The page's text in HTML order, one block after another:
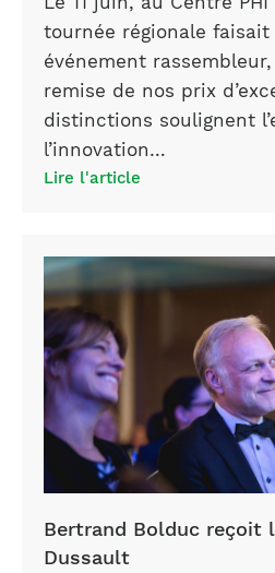
tournée régionale
événement
remise de nos prix
distinctions soulignent
l’innovation…
Lire l'article
Bertrand Bolduc reçoit
Dussault